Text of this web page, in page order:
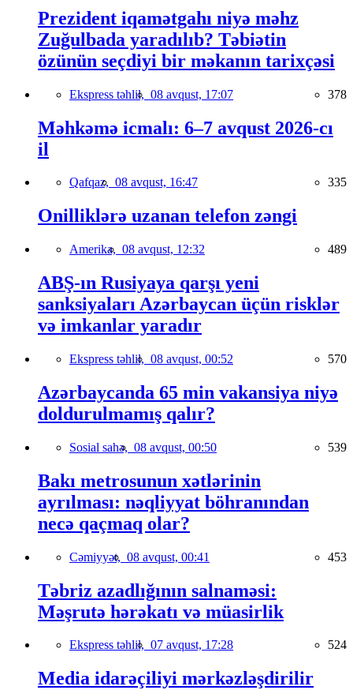
Prezident iqamətgahı niyə məhz
Zuğulbada yaradılıb? Təbiətin
özünün seçdiyi bir məkanın tarixçəsi
Ekspress təhlil, 08 avqust, 17:07 378
Məhkəmə icmalı: 6–7 avqust 2026-cı
il
Qafqaz, 08 avqust, 16:47 335
Onilliklərə uzanan telefon zəngi
Amerika, 08 avqust, 12:32 489
ABŞ-ın Rusiyaya qarşı yeni
sanksiyaları Azərbaycan üçün risklər
və imkanlar yaradır
Ekspress təhlil, 08 avqust, 00:52 570
Azərbaycanda 65 min vakansiya niyə
doldurulmamış qalır?
Sosial sahə, 08 avqust, 00:50 539
Bakı metrosunun xətlərinin
ayrılması: nəqliyyat böhranından
necə qaçmaq olar?
Cəmiyyət, 08 avqust, 00:41 453
Təbriz azadlığının salnaməsi:
Məşrutə hərəkatı və müasirlik
Ekspress təhlil, 07 avqust, 17:28 524
Media idarəçiliyi mərkəzləşdirilir